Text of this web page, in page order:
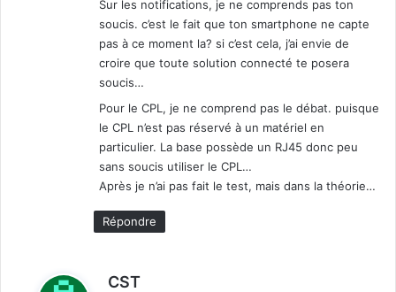
Sur les notifications, je ne comprends pas ton
soucis. c’est le fait que ton smartphone ne capte
pas à ce moment la? si c’est cela, j’ai envie de
croire que toute solution connecté te posera
soucis…
Pour le CPL, je ne comprend pas le débat. puisque
le CPL n’est pas réservé à un matériel en
particulier. La base possède un RJ45 donc peu
sans soucis utiliser le CPL…
Après je n’ai pas fait le test, mais dans la théorie…
Répondre
CST